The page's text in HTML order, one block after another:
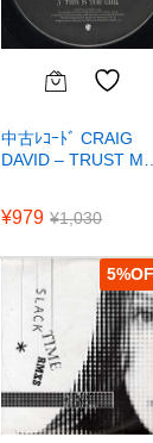
中古ﾚｺｰﾄﾞ CRAIG
DAVID – TRUST M…
¥979 ¥1,030
5%